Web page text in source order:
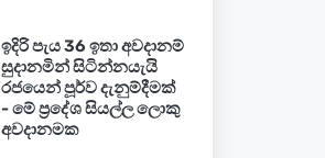
ඉදිරි පැය 36 ඉතා අවදානම්
සුදානමින් සිටින්නයැයි
රජයෙන් පූර්ව දැනුම්දීමක්
- මේ ප්‍රදේශ සියල්ල ලොකු
අවදානමක